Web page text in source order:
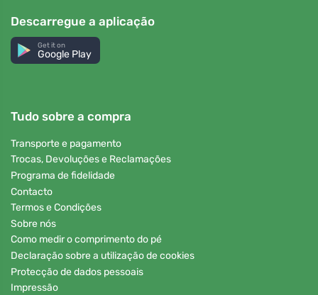
Descarregue a aplicação
Get it on
Google Play
Tudo sobre a compra
Transporte e pagamento
Trocas, Devoluções e Reclamações
Programa de fidelidade
Contacto
Termos e Condições
Sobre nós
Como medir o comprimento do pé
Declaração sobre a utilização de cookies
Protecção de dados pessoais
Impressão